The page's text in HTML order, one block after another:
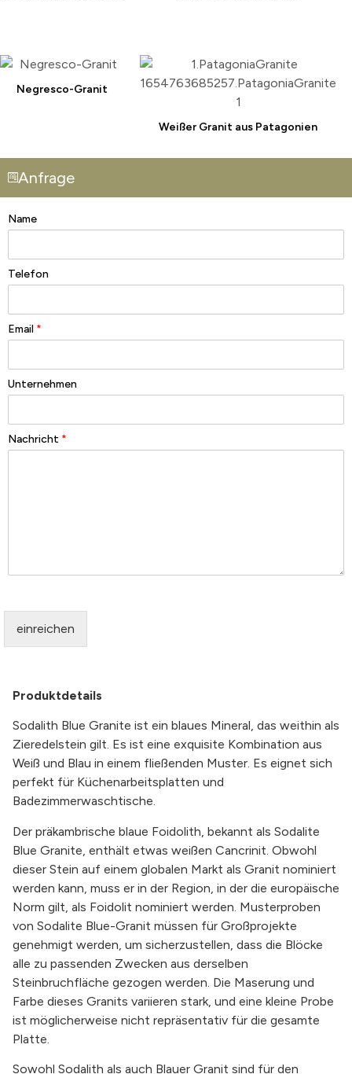
Negresco-Granit
Weißer Granit aus Patagonien
Anfrage
Name
Telefon
Email *
Unternehmen
Nachricht *
einreichen
Produktdetails
Sodalith Blue Granite ist ein blaues Mineral, das weithin als
Zieredelstein gilt. Es ist eine exquisite Kombination aus
Weiß und Blau in einem fließenden Muster. Es eignet sich
perfekt für Küchenarbeitsplatten und
Badezimmerwaschtische.
Der präkambrische blaue Foidolith, bekannt als Sodalite
Blue Granite, enthält etwas weißen Cancrinit. Obwohl
dieser Stein auf einem globalen Markt als Granit nominiert
werden kann, muss er in der Region, in der die europäische
Norm gilt, als Foidolit nominiert werden. Musterproben
von Sodalite Blue-Granit müssen für Großprojekte
genehmigt werden, um sicherzustellen, dass die Blöcke
alle zu passenden Zwecken aus derselben
Steinbruchfläche gezogen werden. Die Maserung und
Farbe dieses Granits variieren stark, und eine kleine Probe
ist möglicherweise nicht repräsentativ für die gesamte
Platte.
Sowohl Sodalith als auch Blauer Granit sind für den